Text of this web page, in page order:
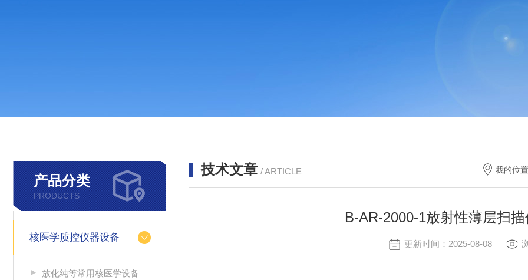
产品分类
PRODUCTS
核医学质控仪器设备
放化纯等常用核医学设备
技术文章 / ARTICLE 我的位置
B-AR-2000-1放射性薄层扫
更新时间：2025-08-08